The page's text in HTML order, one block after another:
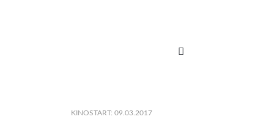

KINOSTART: 09.03.2017